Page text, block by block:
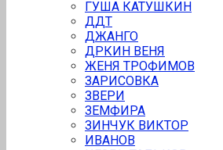
ГУША КАТУШКИН
ДДТ
ДЖАНГО
ДРКИН ВЕНЯ
ЖЕНЯ ТРОФИМОВ
ЗАРИСОВКА
ЗВEРИ
ЗЕМФИРА
ЗИНЧУК ВИКТОР
ИВАНОВ